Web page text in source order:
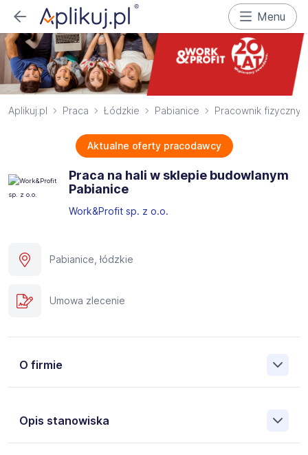
Menu
Aplikuj.pl Praca Łódzkie Pabianice Pracownik fizyczny
Aktualne oferty pracodawcy
Praca na hali w sklepie budowlanym
Pabianice
Work&Profit sp. z o.o.
Pabianice, łódzkie
Umowa zlecenie
O firmie
Opis stanowiska